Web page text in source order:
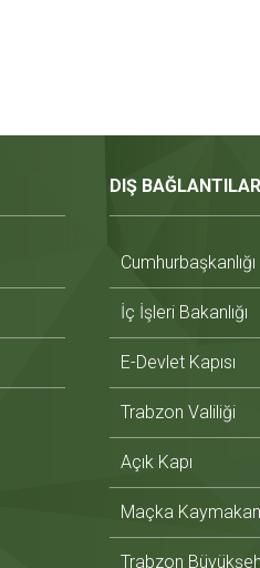
DIŞ BAĞLANTILAR
Cumhurbaşkanlığı
İç İşleri Bakanlığı
E-Devlet Kapısı
Trabzon Valiliği
Açık Kapı
Maçka
Trabzon